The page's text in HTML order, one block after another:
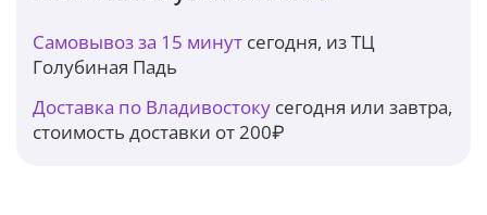
Самовывоз за 15 минут сегодня, из ТЦ
Голубиная Падь
Доставка по Владивостоку сегодня или завтра,
стоимость доставки от 200₽